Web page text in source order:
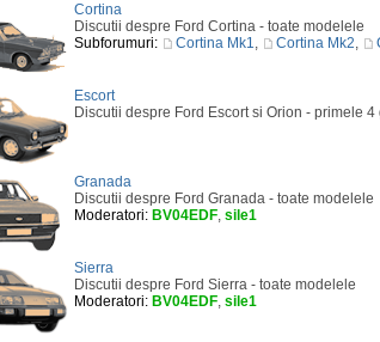
Cortina
Discutii despre Ford Cortina - toate modelele
Subforumuri:
Cortina Mk1, Cortina Mk2,
Escort
Discutii despre Ford Escort si Orion - primele 4
Granada
Discutii despre Ford Granada - toate modelele
Moderatori: BV04EDF, sile1
Sierra
Discutii despre Ford Sierra - toate modelele
Moderatori: BV04EDF, sile1